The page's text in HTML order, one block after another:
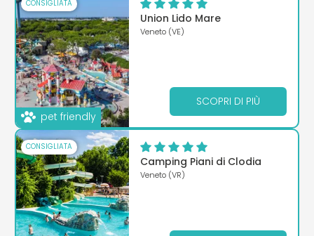
CONSIGLIATA
pet friendly
Union Lido Mare
Veneto (VE)
SCOPRI DI PIÙ
CONSIGLIATA
Camping Piani di Clodia
Veneto (VR)